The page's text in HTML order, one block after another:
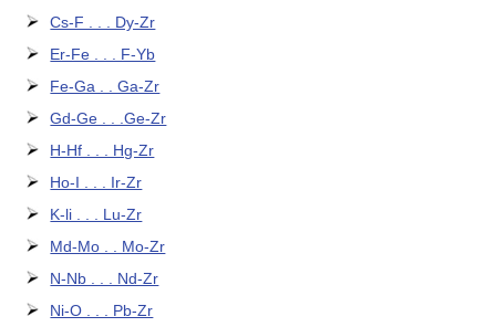
Cs-F . . . Dy-Zr
Er-Fe . . . F-Yb
Fe-Ga . . Ga-Zr
Gd-Ge . . .Ge-Zr
H-Hf . . . Hg-Zr
Ho-I . . . Ir-Zr
K-li . . . Lu-Zr
Md-Mo . . Mo-Zr
N-Nb . . . Nd-Zr
Ni-O . . . Pb-Zr